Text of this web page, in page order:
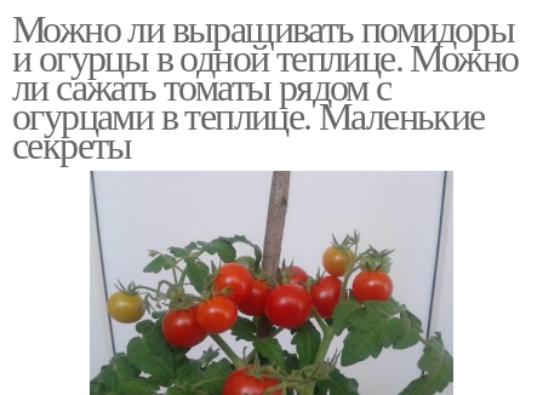
Можно ли выращивать помидоры
и огурцы в одной теплице. Можно
ли сажать томаты рядом с
огурцами в теплице. Маленькие
секреты